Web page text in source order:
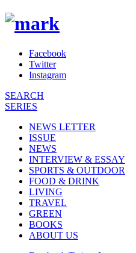
Facebook
Twitter
Instagram
SEARCH
SERIES
NEWS LETTER
ISSUE
NEWS
INTERVIEW & ESSAY
SPORTS & OUTDOOR
FOOD & DRINK
LIVING
TRAVEL
GREEN
BOOKS
ABOUT US